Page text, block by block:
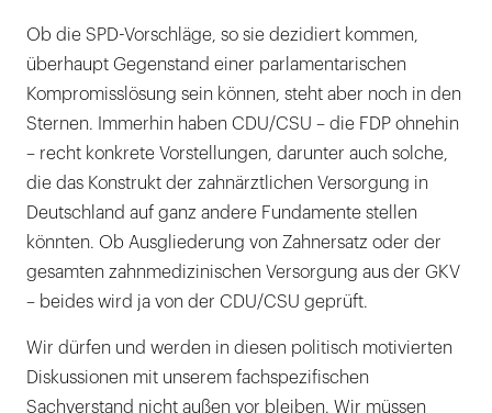
Ob die SPD-Vorschläge, so sie dezidiert kommen,
überhaupt Gegenstand einer parlamentarischen
Kompromisslösung sein können, steht aber noch in den
Sternen. Immerhin haben CDU/CSU – die FDP ohnehin
– recht konkrete Vorstellungen, darunter auch solche,
die das Konstrukt der zahnärztlichen Versorgung in
Deutschland auf ganz andere Fundamente stellen
könnten. Ob Ausgliederung von Zahnersatz oder der
gesamten zahnmedizinischen Versorgung aus der GKV
– beides wird ja von der CDU/CSU geprüft.
Wir dürfen und werden in diesen politisch motivierten
Diskussionen mit unserem fachspezifischen
Sachverstand nicht außen vor bleiben. Wir müssen